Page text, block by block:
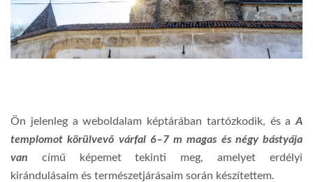
Ön jelenleg a weboldalam képtárában tartózkodik, és a A
templomot körülvevő várfal 6–7 m magas és négy bástyája
van című képemet tekinti meg, amelyet erdélyi
kirándulásaim és természetjárásaim során készítettem.